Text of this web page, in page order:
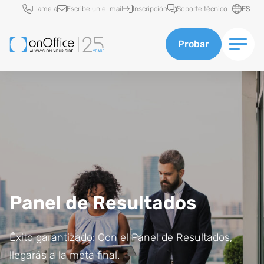
Acceso rápido
Llame a Escribe un e-mail Inscripción Soporte tècnico ES
Probar
Panel de Resultados
Éxito garantizado: Con el Panel de Resultados,
llegarás a la meta final.